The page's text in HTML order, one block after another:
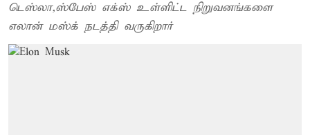
டெஸ்லா,ஸ்பேஸ் எக்ஸ் உள்ளிட்ட நிறுவனங்களை
எலான் மஸ்க் நடத்தி வருகிறார்